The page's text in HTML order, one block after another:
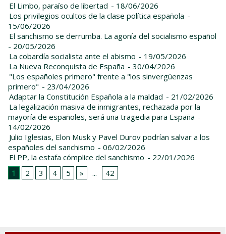
El Limbo, paraíso de libertad - 18/06/2026
Los privilegios ocultos de la clase política española -
15/06/2026
El sanchismo se derrumba. La agonía del socialismo español
- 20/05/2026
La cobardía socialista ante el abismo - 19/05/2026
La Nueva Reconquista de España - 30/04/2026
"Los españoles primero" frente a "los sinvergüenzas
primero" - 23/04/2026
Adaptar la Constitución Española a la maldad - 21/02/2026
La legalización masiva de inmigrantes, rechazada por la
mayoría de españoles, será una tragedia para España -
14/02/2026
Julio Iglesias, Elon Musk y Pavel Durov podrían salvar a los
españoles del sanchismo - 06/02/2026
El PP, la estafa cómplice del sanchismo - 22/01/2026
1
2 3 4 5 » ... 42